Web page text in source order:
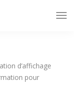
d’affichage
pour